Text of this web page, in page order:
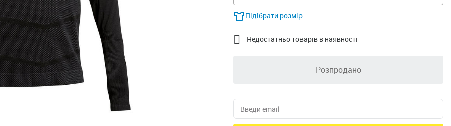
Підібрати розмір
 Недостатньо товарів в наявності
Розпродано